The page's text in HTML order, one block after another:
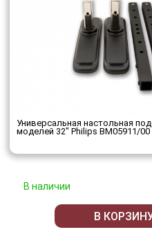
Универсальная настольная
моделей 32" Philips BM05911/00
В наличии
В